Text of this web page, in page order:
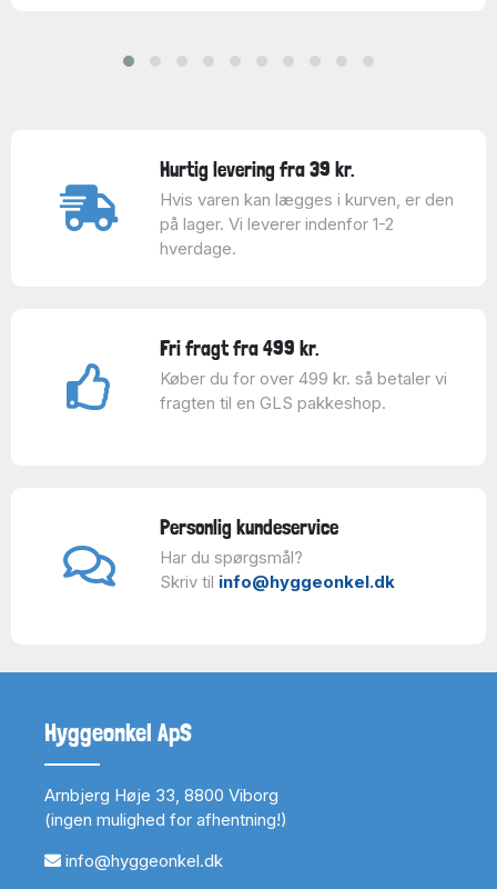
Hurtig levering fra 39 kr.
Hvis varen kan lægges i kurven, er den
på lager. Vi leverer indenfor 1-2
hverdage.
Fri fragt fra 499 kr.
Køber du for over 499 kr. så betaler vi
fragten til en GLS pakkeshop.
Personlig kundeservice
Har du spørgsmål?
Skriv til info@hyggeonkel.dk
Hyggeonkel ApS
Arnbjerg Høje 33, 8800 Viborg
(ingen mulighed for afhentning!)
info@hyggeonkel.dk